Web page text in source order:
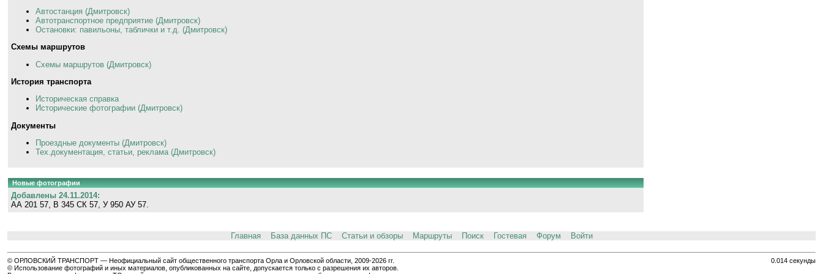
Автостанция (Дмитровск)
Автотранспортное предприятие (Дмитровск)
Остановки: павильоны, таблички и т.д. (Дмитровск)
Схемы маршрутов
Схемы маршрутов (Дмитровск)
История транспорта
Историческая справка
Исторические фотографии (Дмитровск)
Документы
Проездные документы (Дмитровск)
Тех.документация, статьи, реклама (Дмитровск)
Новые фотографии
Добавлены 24.11.2014:
АА 201 57, В 345 СК 57, У 950 АУ 57.
Главная База данных ПС Статьи и обзоры Маршруты Поиск Гостевая Форум Войти
0.014 секунды
© ОРЛОВСКИЙ ТРАНСПОРТ — Неофициальный сайт общественного транспорта Орла и Орловской области, 2009-2026 гг.
© Использование фотографий и иных материалов, опубликованных на сайте, допускается только с разрешения их авторов.